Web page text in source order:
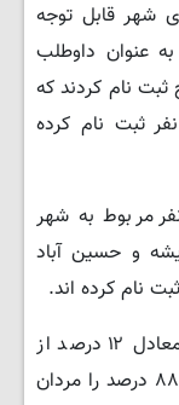
شهر قابل توجه
گفت: در این دوره ۲۸۴ نفر به عنوان داوطلب
نام کردند که
این آمار نسبت به دوره گذشته که ۲۰۷ نفر ثبت نام کرده
اظهار کرد: از مجموع داوطلبان، ۲۶۰ نفر مربوط به شهر
شویشه و حسین آباد
فرماندار شهرستان سنندج افزود: ۳۴ نفر معادل ۱۲ درصد از
ثبت نام کنندگان را زنان و ۲۵۰ نفر معادل ۸۸ درصد را مردان